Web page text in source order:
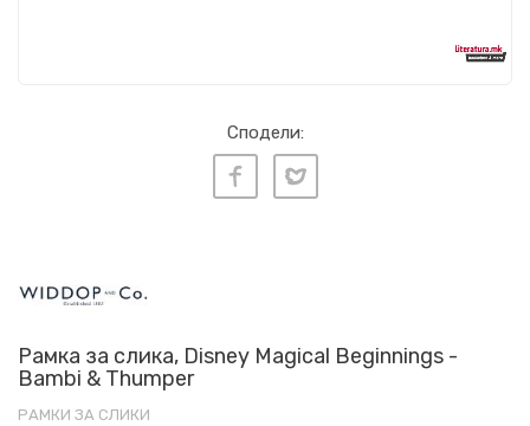
Сподели:
Рамка за слика, Disney Magical Beginnings -
Bambi & Thumper
РАМКИ ЗА СЛИКИ